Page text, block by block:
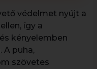
védelmet nyújt a
így a
kényelemben
A puha,
szövetes